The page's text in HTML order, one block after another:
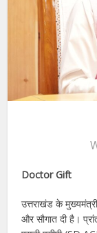
Doctor Gift
उत्तराखंड के
और सौगात दी है।